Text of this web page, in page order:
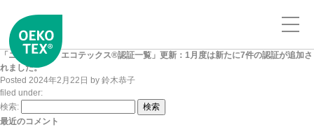
「ニッセンケン エコテックス®認証一覧」更新：1月度は新たに7件の認証が追加さ
れました。
Posted 2024年2月22日 by 鈴木恭子
filed under:
検索:
検索
最近のコメント